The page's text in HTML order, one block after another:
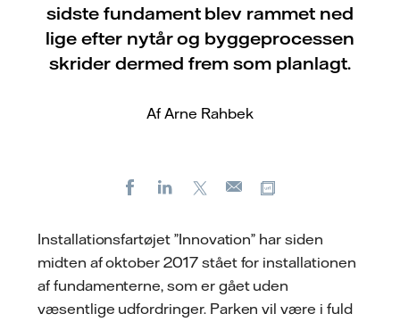
sidste fundament blev rammet ned
lige efter nytår og byggeprocessen
skrider dermed frem som planlagt.
Af Arne Rahbek
FacebookLinkedIn
E-
Installationsfartøjet ”Innovation” har siden
midten af oktober 2017 stået for installationen
af fundamenterne, som er gået uden
væsentlige udfordringer. Parken vil være i fuld